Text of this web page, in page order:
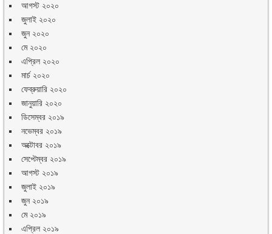
আগস্ট ২০২০
জুলাই ২০২০
জুন ২০২০
মে ২০২০
এপ্রিল ২০২০
মার্চ ২০২০
ফেব্রুয়ারি ২০২০
জানুয়ারি ২০২০
ডিসেম্বর ২০১৯
নভেম্বর ২০১৯
অক্টোবর ২০১৯
সেপ্টেম্বর ২০১৯
আগস্ট ২০১৯
জুলাই ২০১৯
জুন ২০১৯
মে ২০১৯
এপ্রিল ২০১৯